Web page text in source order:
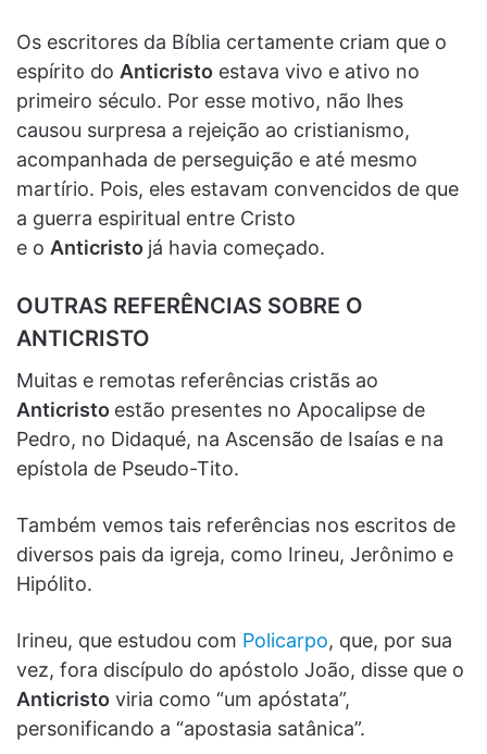
Os escritores da Bíblia certamente criam que o
espírito do Anticristo estava vivo e ativo no
primeiro século. Por esse motivo, não lhes
causou surpresa a rejeição ao cristianismo,
acompanhada de perseguição e até mesmo
martírio. Pois, eles estavam convencidos de que
a guerra espiritual entre Cristo
e o Anticristo já havia começado.
OUTRAS REFERÊNCIAS SOBRE O
ANTICRISTO
Muitas e remotas referências cristãs ao
Anticristo estão presentes no Apocalipse de
Pedro, no Didaqué, na Ascensão de Isaías e na
epístola de Pseudo-Tito.
Também vemos tais referências nos escritos de
diversos pais da igreja, como Irineu, Jerônimo e
Hipólito.
Irineu, que estudou com Policarpo, que, por sua
vez, fora discípulo do apóstolo João, disse que o
Anticristo viria como “um apóstata”,
personificando a “apostasia satânica”.